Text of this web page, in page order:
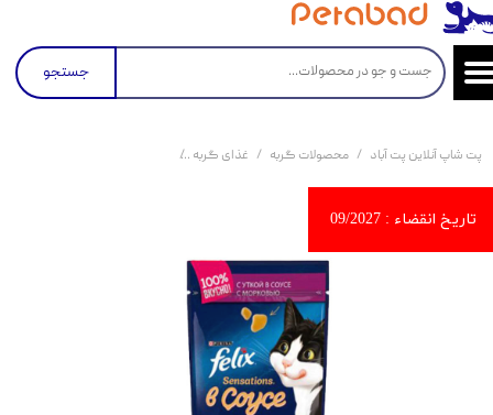
جستجو
پت شاپ آنلاین پت آباد محصولات گربه غذای گربه